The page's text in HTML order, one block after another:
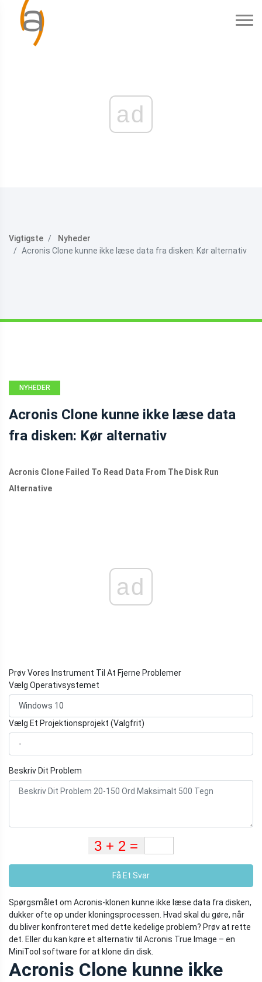
ad
Vigtigste
Nyheder
Acronis Clone kunne ikke læse data fra disken: Kør alternativ
NYHEDER
Acronis Clone kunne ikke læse data
fra disken: Kør alternativ
Acronis Clone Failed To Read Data From The Disk Run
Alternative
ad
Prøv Vores Instrument Til At Fjerne Problemer
Vælg Operativsystemet
Vælg Et Projektionsprojekt (Valgfrit)
Beskriv Dit Problem
Få Et Svar
Spørgsmålet om Acronis-klonen kunne ikke læse data fra disken,
dukker ofte op under kloningsprocessen. Hvad skal du gøre, når
du bliver konfronteret med dette kedelige problem? Prøv at rette
det. Eller du kan køre et alternativ til Acronis True Image – en
MiniTool software for at klone din disk.
Acronis Clone kunne ikke